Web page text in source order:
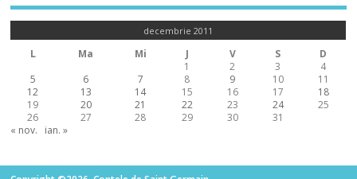
decembrie 2011
L Ma Mi J V S
D
1
2 3
4
5
6 7 8 9 10
11
12
13 14 15 16 17
18
19
20 21 22 23 24
25
26
27 28 29 30
31
« nov.
ian. »